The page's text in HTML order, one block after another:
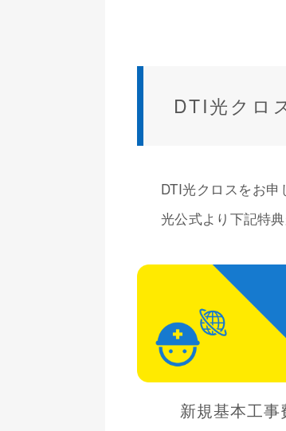
DTI光クロ
DTI光クロスをお
光公式より下記特
新規基本工事